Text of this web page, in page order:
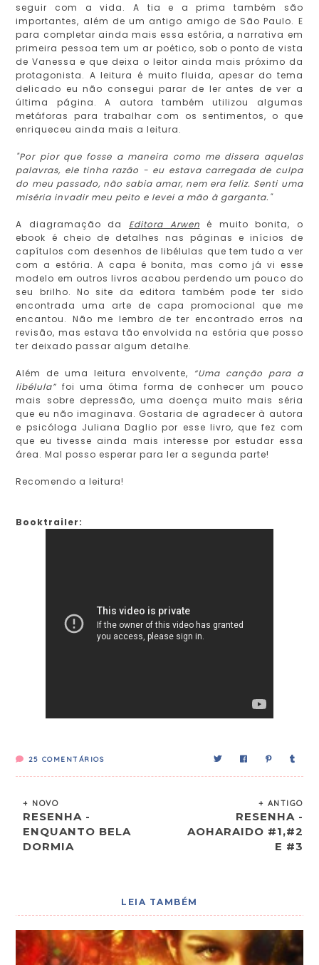
seguir com a vida. A tia e a prima também são
importantes, além de um antigo amigo de São Paulo. E
para completar ainda mais essa estória, a narrativa em
primeira pessoa tem um ar poético, sob o ponto de vista
de Vanessa e que deixa o leitor ainda mais próximo da
protagonista. A leitura é muito fluida, apesar do tema
delicado eu não consegui parar de ler antes de ver a
última página. A autora também utilizou algumas
metáforas para trabalhar com os sentimentos, o que
enriqueceu ainda mais a leitura.
"Por pior que fosse a maneira como me dissera aquelas
palavras, ele tinha razão - eu estava carregada de culpa
do meu passado, não sabia amar, nem era feliz. Senti uma
miséria invadir meu peito e levei a mão à garganta."
A diagramação da Editora Arwen é muito bonita, o
ebook é cheio de detalhes nas páginas e inícios de
capítulos com desenhos de libélulas que tem tudo a ver
com a estória. A capa é bonita, mas como já vi esse
modelo em outros livros acabou perdendo um pouco do
seu brilho. No site da editora também pode ter sido
encontrada uma arte de capa promocional que me
encantou. Não me lembro de ter encontrado erros na
revisão, mas estava tão envolvida na estória que posso
ter deixado passar algum detalhe.
Além de uma leitura envolvente,
“Uma canção para a
libélula” foi uma ótima forma de conhecer um pouco
mais sobre depressão, uma doença muito mais séria
que eu não imaginava. Gostaria de agradecer à autora
e psicóloga Juliana Daglio por esse livro, que fez com
que eu tivesse ainda mais interesse por estudar essa
área. Mal posso esperar para ler a segunda parte!
Recomendo a leitura!
Booktrailer:
25 COMENTÁRIOS
+ NOVO
RESENHA -
ENQUANTO BELA
DORMIA
+ ANTIGO
RESENHA -
AOHARAIDO #1,#2
E #3
LEIA TAMBÉM